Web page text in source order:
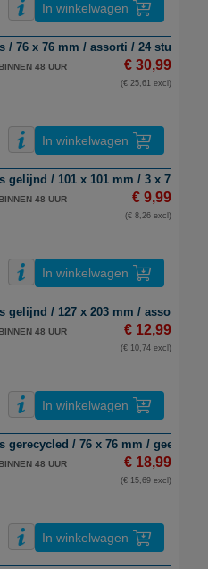
In winkelwagen
76 x 76 mm / assorti / 24 stuks
48 UUR € 30,99
(€ 25,61 excl)
In winkelwagen
/ 101 x 101 mm / 3 x 70 vel
48 UUR € 9,99
(€ 8,26 excl)
In winkelwagen
gelijnd / 127 x 203 mm / assorti / 4
48 UUR € 12,99
(€ 10,74 excl)
In winkelwagen
gerecycled / 76 x 76 mm / geel / 12
48 UUR € 18,99
(€ 15,69 excl)
In winkelwagen